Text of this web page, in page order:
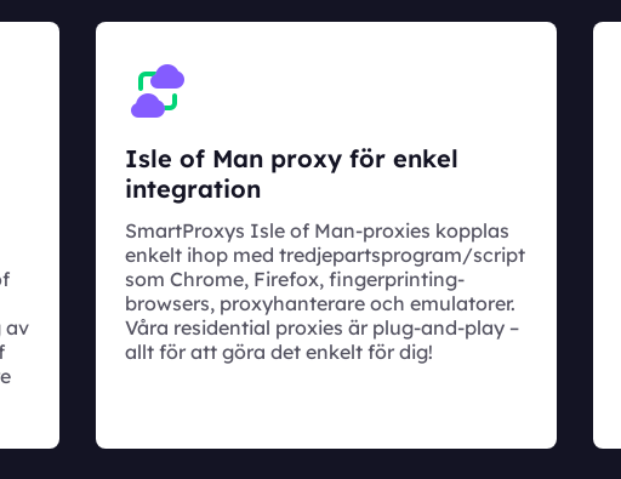
av
Isle of Man proxy för enkel
integration
SmartProxys Isle of Man-proxies kopplas
enkelt ihop med tredjepartsprogram/script
som Chrome, Firefox, fingerprinting-
browsers, proxyhanterare och emulatorer.
Våra residential proxies är plug-and-play –
allt för att göra det enkelt för dig!